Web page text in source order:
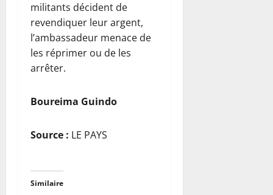
militants décident de
revendiquer leur argent,
l’ambassadeur menace de
les réprimer ou de les
arrêter.
Boureima Guindo
Source : LE PAYS
Similaire